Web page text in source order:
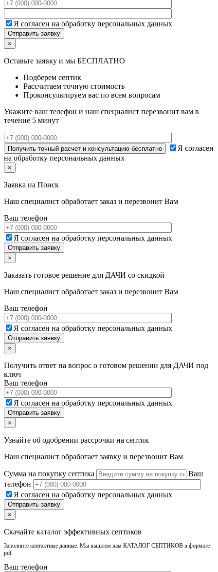
Я согласен на обработку персональных данных
×
Оставьте заявку и мы БЕСПЛАТНО
Подберем септик
Рассчитаем точную стоимость
Проконсультируем вас по всем вопросам
Укажите ваш телефон и наш специалист перезвонит вам в
течение 5 минут
Я согласен
на обработку персональных данных
×
Заявка на Поиск
Наш специалист обработает заказ и перезвонит Вам
Ваш телефон
Я согласен на обработку персональных данных
×
Заказать готовое решение для ДАЧИ со скидкой
Наш специалист обработает заказ и перезвонит Вам
Ваш телефон
Я согласен на обработку персональных данных
×
Получить ответ на вопрос о готовом решении для ДАЧИ под
ключ
Ваш телефон
Я согласен на обработку персональных данных
×
Узнайте об одобрении рассрочки на септик
Наш специалист обработает заявку и перезвонит Вам
Сумма на покупку септика
Ваш
телефон
Я согласен на обработку персональных данных
×
Скачайте каталог эффективных септиков
Заполните контактные данные. Мы вышлем вам КАТАЛОГ СЕПТИКОВ в формате
pdf
Ваш телефон